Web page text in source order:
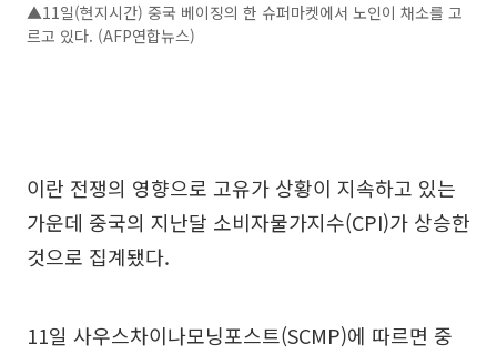
▲11일(현지시간) 중국 베이징의 한 슈퍼마켓에서 노인이 채소를 고
르고 있다. (AFP연합뉴스)
이란 전쟁의 영향으로 고유가 상황이 지속하고 있는
가운데 중국의 지난달 소비자물가지수(CPI)가 상승한
것으로 집계됐다.
11일 사우스차이나모닝포스트(SCMP)에 따르면 중